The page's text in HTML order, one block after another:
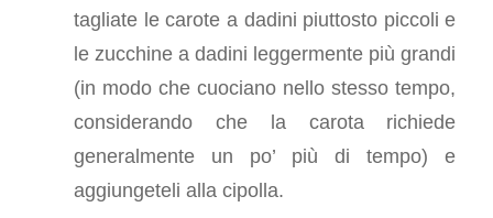
tagliate le carote a dadini piuttosto piccoli e
le zucchine a dadini leggermente più grandi
(in modo che cuociano nello stesso tempo,
considerando che la carota richiede
generalmente un po’ più di tempo) e
aggiungeteli alla cipolla.